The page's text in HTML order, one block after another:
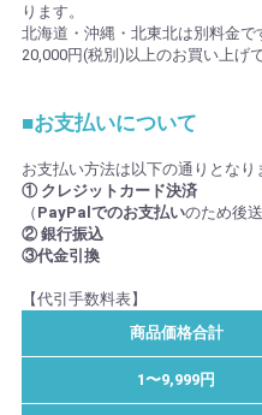
ります。
北海道・沖縄・北東北は別料金で
20,000円(税別)以上のお買い上げ
■お支払いについて
お支払い方法は以下の通りとなり
① クレジットカード決済
（ PayPalでのお支払いのため後
② 銀行振込
③代金引換
【代引手数料表】
商品価格合計
1〜9,999円